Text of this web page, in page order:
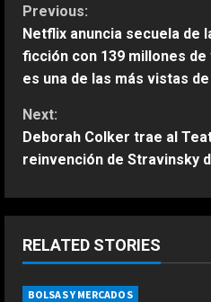
C
o
n
t
i
n
u
e
Previous:
Netflix anuncia secuela de
ficción con 139 millones
es una de las más vistas
Next:
Deborah Colker trae al
reinvención de Stravinsky
RELATED STORIES
BOLSAS Y MERCADOS
ESPAÑA
‘Mensaje’